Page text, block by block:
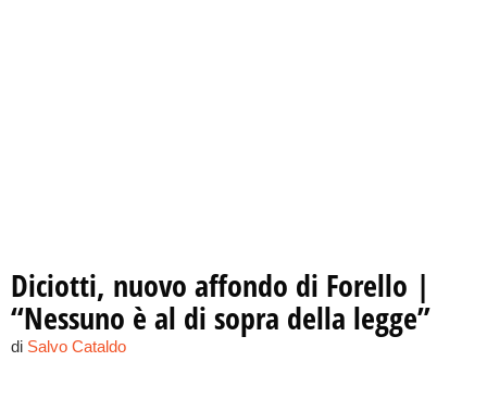
Diciotti, nuovo affondo di Forello |
“Nessuno è al di sopra della legge”
di Salvo Cataldo